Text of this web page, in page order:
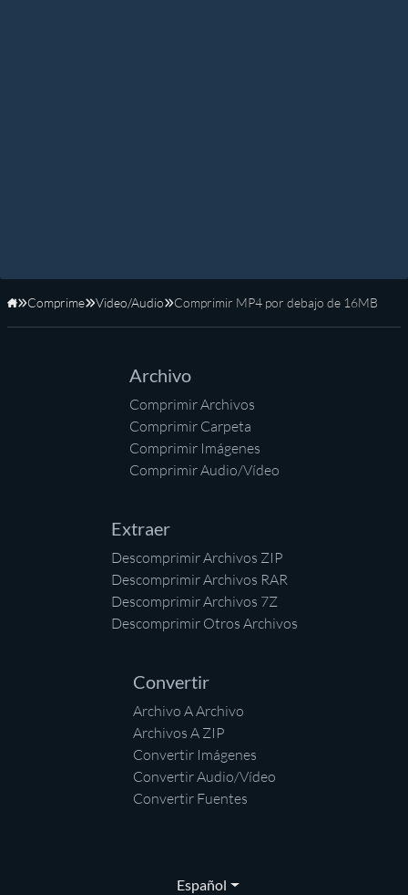
Inicio
Comprime Video/Audio Comprimir MP4 por debajo de 16MB
Archivo
Comprimir Archivos
Comprimir Carpeta
Comprimir Imágenes
Comprimir Audio/Vídeo
Extraer
Descomprimir Archivos ZIP
Descomprimir Archivos RAR
Descomprimir Archivos 7Z
Descomprimir Otros Archivos
Convertir
Archivo A Archivo
Archivos A ZIP
Convertir Imágenes
Convertir Audio/Vídeo
Convertir Fuentes
Español